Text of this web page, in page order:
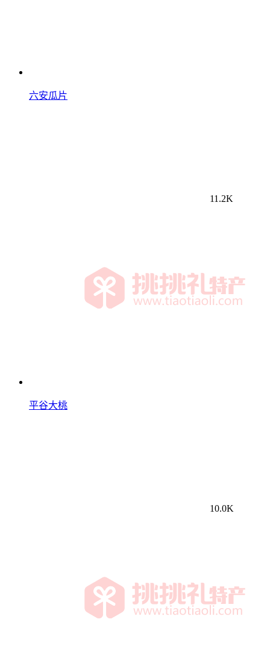
六安瓜片
11.2K
平谷大桃
10.0K